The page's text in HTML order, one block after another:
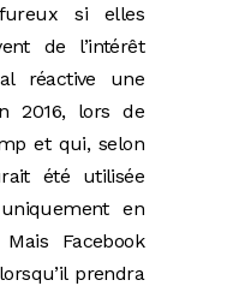
si elles
de l’intérêt
réactive une
2016, lors de
et qui, selon
été utilisée
en
Facebook
prendra